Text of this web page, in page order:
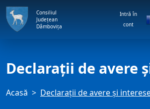
Consiliul
Județean
Dâmbovița
Intră în
cont
Declaraţii de avere
Acasă Declaraţii de avere şi